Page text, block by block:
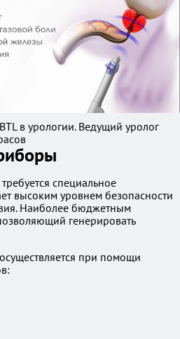
в урологии. Ведущий уролог
специальное
высоким уровнем безопасности
Наиболее бюджетным
генерировать
при помощи